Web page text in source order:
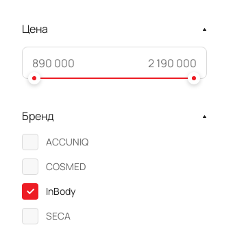
Цена
Бренд
ACCUNIQ
COSMED
InBody
SECA